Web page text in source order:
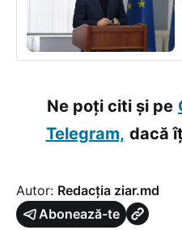
Ne poți citi și pe
Telegram, dacă
Autor: Redacția ziar.md
Abonează-te